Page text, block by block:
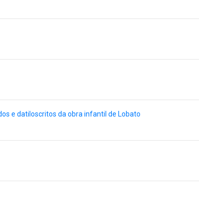
e datiloscritos da obra infantil de Lobato